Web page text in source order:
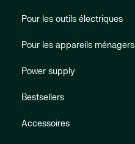
Pour les outils électriques
Pour les appareils ménagers
Power supply
Bestsellers
Accessoires